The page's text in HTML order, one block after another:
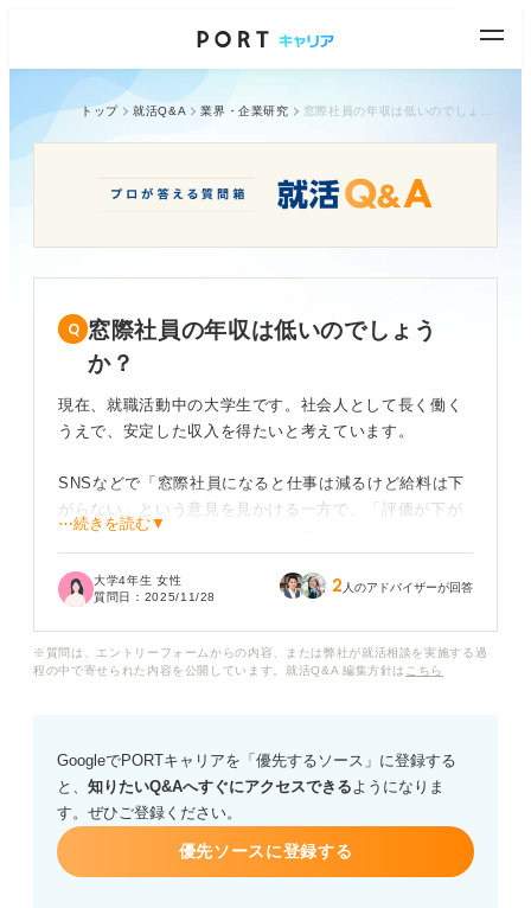
トップ 就活Q&A 業界・企業研究
窓際社員の年収は低いのでしょう
か？
現在、就職活動中の大学生です。社会人として長く働く
うえで、安定した収入を得たいと考えています。
SNSなどで「窓際社員になると仕事は減るけど給料は下
がらない」という意見を見かける一方で、「評価が下が
って昇給が止まる」「最終的にリストラの対象になる」
⋯続きを読む▼
大学4年生 女性
質問日： 2025/11/28 2 人のアドバイザーが回答
※質問は、エントリーフォームからの内容、または弊社が就活相談を実施する過
程の中で寄せられた内容を公開しています。就活Q&A 編集方針は こちら
GoogleでPORTキャリアを「優先するソース」に登録する
と、 知りたいQ&Aへすぐにアクセスできるようになりま
す。ぜひご登録ください。
優先ソースに登録する